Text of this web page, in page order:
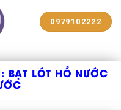
0979102222
BẠT LÓT HỒ NƯỚC